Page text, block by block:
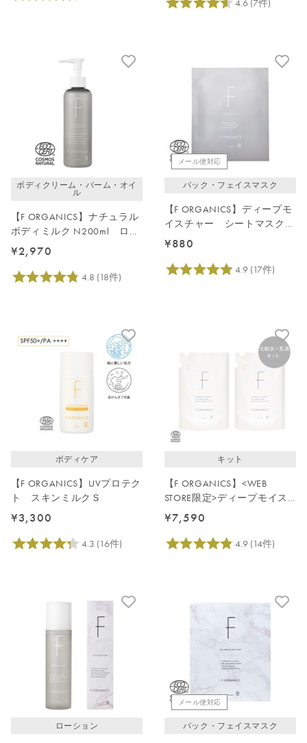
ボディクリーム・バーム・オイ
ル
【F ORGANICS】ナチュラル
ボディミルク N200ml ロー
ズ＆シダーウッド
¥2,970
メール便対応
パック・フェイスマスク
【F ORGANICS】ディープモ
イスチャー シートマスク
1枚入
¥880
ボディケア
【F ORGANICS】UVプロテク
ト スキンミルクＳ
¥3,300
キット
【F ORGANICS】<WEB
STORE限定>ディープモイス
チャーケアキット(詰替)
¥7,590
ローション
メール便対応
パック・フェイスマスク